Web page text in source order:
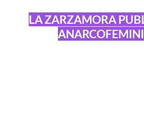
LA ZARZAMORA